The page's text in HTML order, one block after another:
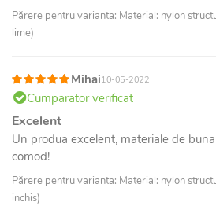
Părere pentru varianta: Material: nylon
lime)
Mihai10-05-2022
Cumparator verificat
Excelent
Un produa excelent, materiale de
comod!
Părere pentru varianta: Material: nylon
inchis)